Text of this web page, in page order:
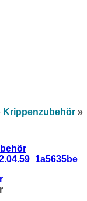
Krippenzubehör »